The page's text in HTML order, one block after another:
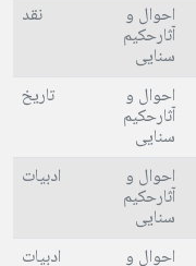
احوال و
آثارحکیم
سنایی
نقد
احوال و
آثارحکیم
سنایی
تاریخ
احوال و
آثارحکیم
سنایی
ادبیات
احوال و ادبیات